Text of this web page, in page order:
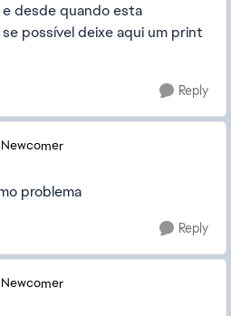
desde quando esta
possível deixe aqui um print
Reply
Newcomer
problema
Reply
Newcomer